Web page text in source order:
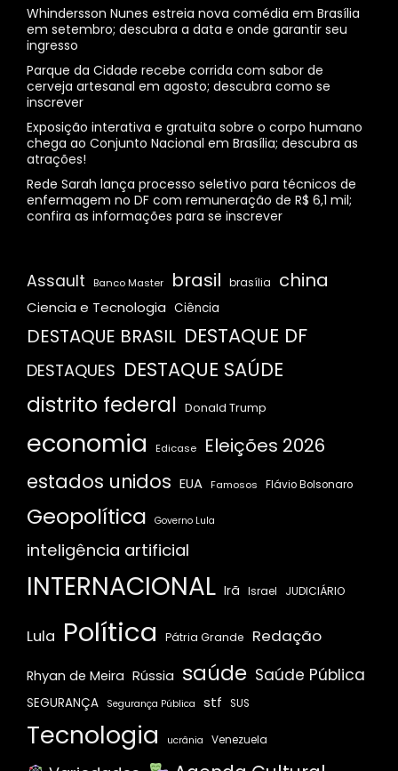
Whindersson Nunes estreia nova comédia em Brasília
em setembro; descubra a data e onde garantir seu
ingresso
Parque da Cidade recebe corrida com sabor de
cerveja artesanal em agosto; descubra como se
inscrever
Exposição interativa e gratuita sobre o corpo humano
chega ao Conjunto Nacional em Brasília; descubra as
atrações!
Rede Sarah lança processo seletivo para técnicos de
enfermagem no DF com remuneração de R$ 6,1 mil;
confira as informações para se inscrever
Assault Banco Master brasil brasília china
Ciencia e Tecnologia Ciência
DESTAQUE BRASIL DESTAQUE DF
DESTAQUES DESTAQUE SAÚDE
distrito federal Donald Trump
economia Edicase Eleições 2026
estados unidos EUA Famosos Flávio Bolsonaro
Geopolítica Governo Lula
inteligência artificial
INTERNACIONAL Irã Israel JUDICIÁRIO
Lula Política Pátria Grande Redação
Rhyan de Meira Rússia saúde Saúde Pública
SEGURANÇA Segurança Pública stf SUS
Tecnologia ucrânia Venezuela